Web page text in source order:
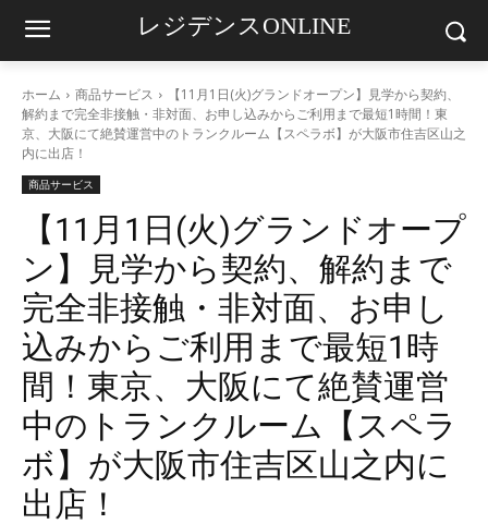
レジデンスONLINE
ホーム 商品サービス
【11月1日(火)グランドオープン】見学から契約、
解約まで完全非接触・非対面、お申し込みからご利用まで最短1時間！東
京、大阪にて絶賛運営中のトランクルーム【スペラボ】が大阪市住吉区山之
内に出店！
商品サービス
【11月1日(火)グランドオープ
ン】見学から契約、解約まで
完全非接触・非対面、お申し
込みからご利用まで最短1時
間！東京、大阪にて絶賛運営
中のトランクルーム【スペラ
ボ】が大阪市住吉区山之内に
出店！